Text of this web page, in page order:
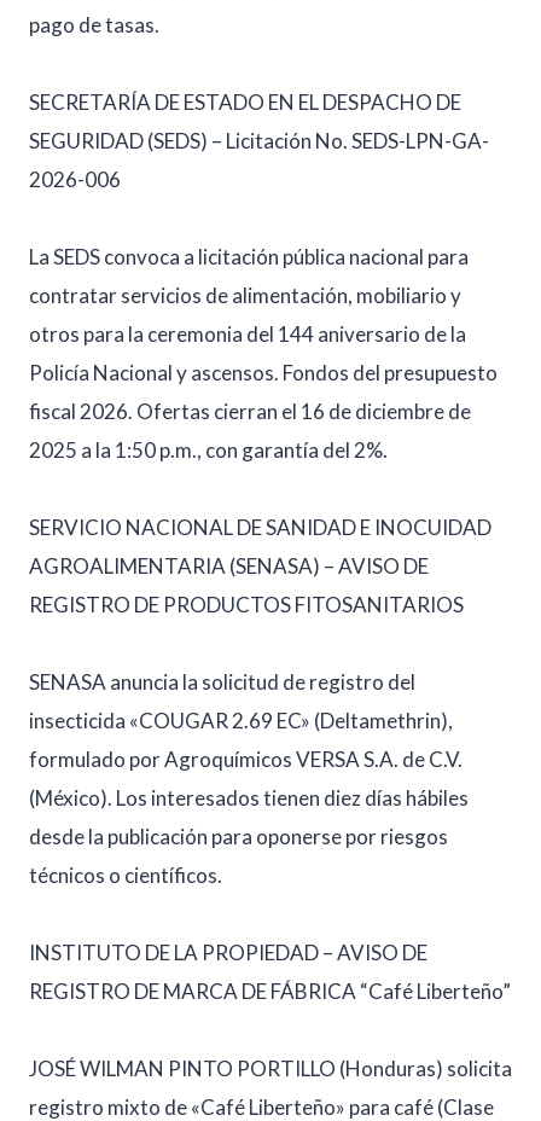
pago de tasas.
SECRETARÍA DE ESTADO EN EL DESPACHO DE
SEGURIDAD (SEDS) – Licitación No. SEDS-LPN-GA-
2026-006
La SEDS convoca a licitación pública nacional para
contratar servicios de alimentación, mobiliario y
otros para la ceremonia del 144 aniversario de la
Policía Nacional y ascensos. Fondos del presupuesto
fiscal 2026. Ofertas cierran el 16 de diciembre de
2025 a la 1:50 p.m., con garantía del 2%.
SERVICIO NACIONAL DE SANIDAD E INOCUIDAD
AGROALIMENTARIA (SENASA) – AVISO DE
REGISTRO DE PRODUCTOS FITOSANITARIOS
SENASA anuncia la solicitud de registro del
insecticida «COUGAR 2.69 EC» (Deltamethrin),
formulado por Agroquímicos VERSA S.A. de C.V.
(México). Los interesados tienen diez días hábiles
desde la publicación para oponerse por riesgos
técnicos o científicos.
INSTITUTO DE LA PROPIEDAD – AVISO DE
REGISTRO DE MARCA DE FÁBRICA “Café Liberteño”
JOSÉ WILMAN PINTO PORTILLO (Honduras) solicita
registro mixto de «Café Liberteño» para café (Clase